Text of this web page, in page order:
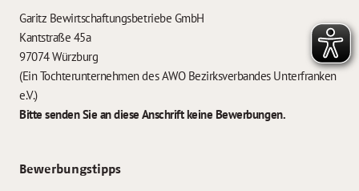
Garitz Bewirtschaftungsbetriebe GmbH
Kantstraße 45a
97074 Würzburg
(Ein Tochterunternehmen des AWO Bezirksverbandes Unterfranken
e.V.)
Bitte senden Sie an diese Anschrift keine Bewerbungen.
Bewerbungstipps